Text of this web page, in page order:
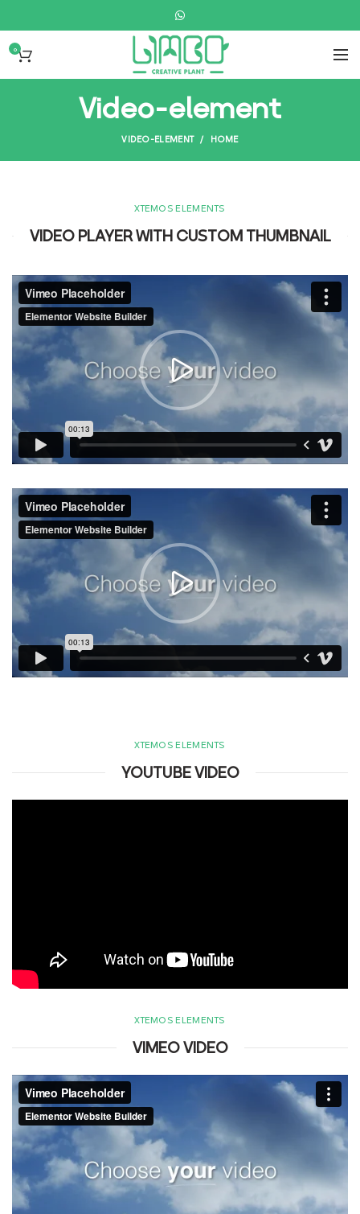
0
Video-element
HOME
VIDEO-ELEMENT
XTEMOS ELEMENTS
VIDEO PLAYER WITH CUSTOM THUMBNAIL
XTEMOS ELEMENTS
YOUTUBE VIDEO
XTEMOS ELEMENTS
VIMEO VIDEO